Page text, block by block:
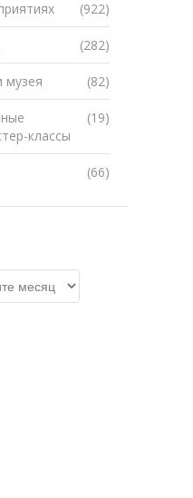
(922)
(282)
(82)
музея
(19)
классы
(66)